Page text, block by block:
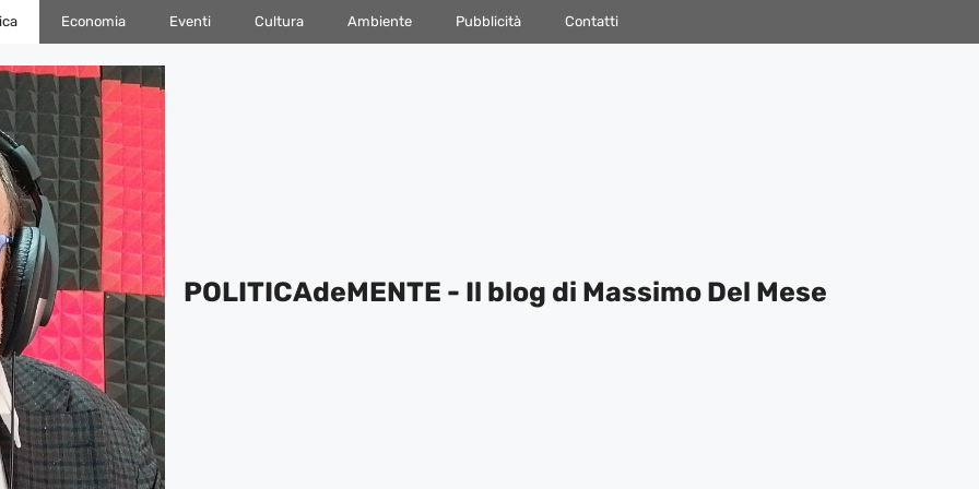
Economia Eventi Cultura Ambiente Pubblicità Contatti
POLITICAdeMENTE - Il blog di Massimo Del Mese